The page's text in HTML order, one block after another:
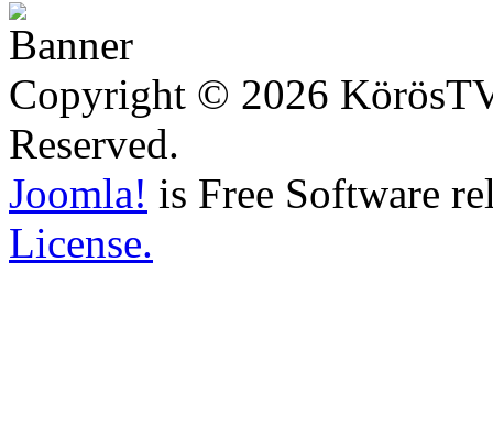
Copyright © 2026
Reserved.
Joomla! is Free Software
License.